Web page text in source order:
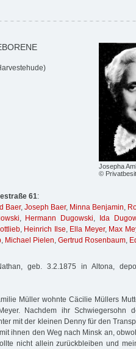
Josepha
©
61:
Baer, Joseph Baer, Minna Benjamin,
, Hermann Dugowski,
Ida
, Heinrich Ilse, Ella Meyer, Max
, Michael Pielen, Gertrud Rosenbaum,
geb. 3.2.1875 in Altona,
Müller wohnte Cäcilie Müllers
Nachdem ihr Schwiegersohn
mit der kleinen Denny für den
ihnen den Weg nach Minsk an,
nicht allein zurückbleiben und